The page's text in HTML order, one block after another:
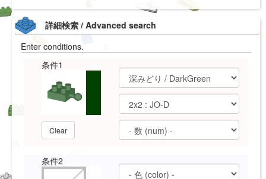
詳細検索 / Advanced search
Enter conditions.
条件1
Clear
条件2